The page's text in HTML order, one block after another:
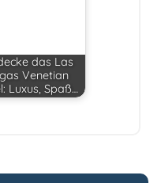
das Las
Venetian
Luxus, Spaß…